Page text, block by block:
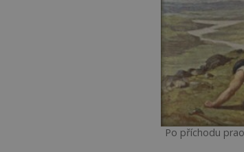
Po příchodu